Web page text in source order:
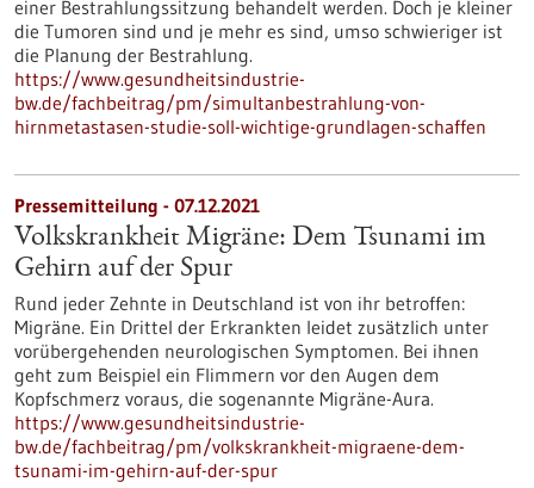
einer Bestrahlungssitzung behandelt werden. Doch je kleiner
die Tumoren sind und je mehr es sind, umso schwieriger ist
die Planung der Bestrahlung.
https://www.gesundheitsindustrie-
bw.de/fachbeitrag/pm/simultanbestrahlung-von-
hirnmetastasen-studie-soll-wichtige-grundlagen-schaffen
Pressemitteilung - 07.12.2021
Volkskrankheit Migräne: Dem Tsunami im
Gehirn auf der Spur
Rund jeder Zehnte in Deutschland ist von ihr betroffen:
Migräne. Ein Drittel der Erkrankten leidet zusätzlich unter
vorübergehenden neurologischen Symptomen. Bei ihnen
geht zum Beispiel ein Flimmern vor den Augen dem
Kopfschmerz voraus, die sogenannte Migräne-Aura.
https://www.gesundheitsindustrie-
bw.de/fachbeitrag/pm/volkskrankheit-migraene-dem-
tsunami-im-gehirn-auf-der-spur